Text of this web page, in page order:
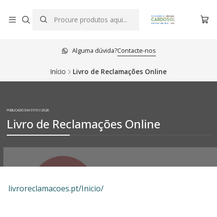
Alguma dúvida?Contacte-nos
Início Livro de Reclamações Online
PUBLICADO EM 07/01/2026
Livro de Reclamações Online
livroreclamacoes.pt/Inicio/